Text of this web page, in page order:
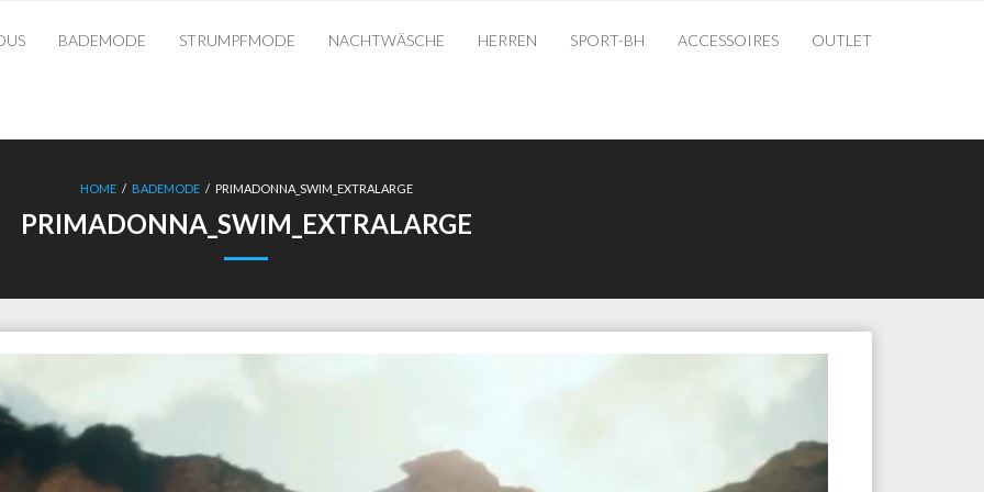
BADEMODE STRUMPFMODE NACHTWÄSCHE HERREN SPORT-BH ACCESSOIRES OUTLET
HOME / BADEMODE / PRIMADONNA_SWIM_EXTRALARGE
PRIMADONNA_SWIM_EXTRALARGE